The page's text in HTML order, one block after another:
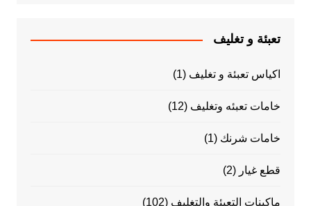
تعبئة و تغليف
اكياس تعبئة و تغليف (1)
خامات تعبئه وتغليف (12)
خامات شرنك (1)
قطع غيار (2)
ماكينات التعبئة والتغليف (102)